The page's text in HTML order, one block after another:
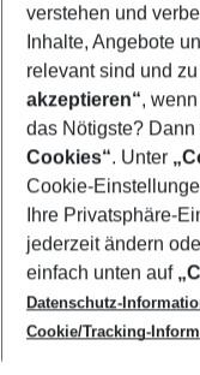
Footer
Footer navigation
Über uns
AGB
Cookie-
Cookie-Richtlinie
Datenschutz
Service & Hilfe
Barrierefreies
Check-in
Folgen Sie uns
verstehen und
Inhalte, Angebote
relevant sind und
akzeptieren“,
das Nötigste?
Cookies“. Unter
Cookie-
Ihre Privatsphäre-
jederzeit ändern
einfach unten auf
Datenschutz-
Cookie/Tracking-